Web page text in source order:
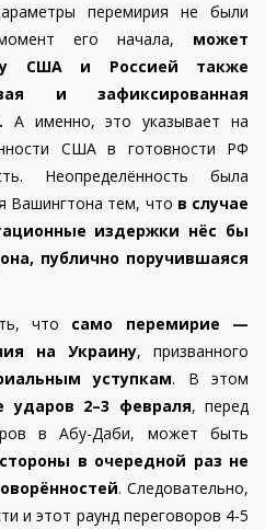
перемирия не были
его начала, может
США и Россией также
и зафиксированная
А именно, это указывает на
США в готовности РФ
Неопределённость была
Вашингтона тем, что в случае
издержки нёс бы
публично поручившаяся
что само перемирие —
на Украину, призванного
уступкам. В этом
ударов 2–3 февраля, перед
в Абу-Даби, может быть
в очередной раз не
. Следовательно,
и этот раунд переговоров 4-5